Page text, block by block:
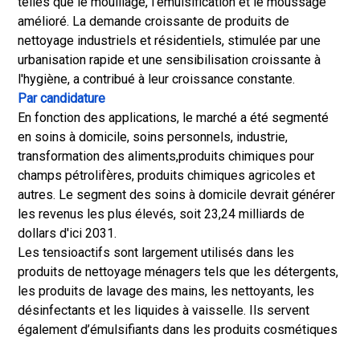
amélioré. La demande croissante de produits de
nettoyage industriels et résidentiels, stimulée par une
urbanisation rapide et une sensibilisation croissante à
l'hygiène, a contribué à leur croissance constante.
Par candidature
En fonction des applications, le marché a été segmenté
en soins à domicile, soins personnels, industrie,
transformation des aliments,produits chimiques pour
champs pétrolifères, produits chimiques agricoles et
autres. Le segment des soins à domicile devrait générer
les revenus les plus élevés, soit 23,24 milliards de
dollars d'ici 2031.
Les tensioactifs sont largement utilisés dans les
produits de nettoyage ménagers tels que les détergents,
les produits de lavage des mains, les nettoyants, les
désinfectants et les liquides à vaisselle. Ils servent
également d’émulsifiants dans les produits cosmétiques